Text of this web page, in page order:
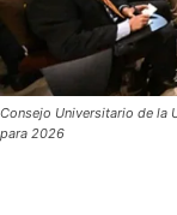
Consejo Universitario de la
para 2026